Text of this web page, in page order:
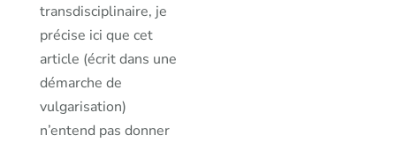
transdisciplinaire, je
précise ici que cet
article (écrit dans une
démarche de
vulgarisation)
n’entend pas donner